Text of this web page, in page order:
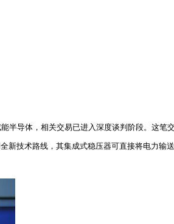
导体，相关交易已进入深度谈判阶段。这笔
技术路线，其集成式稳压器可直接将电力输